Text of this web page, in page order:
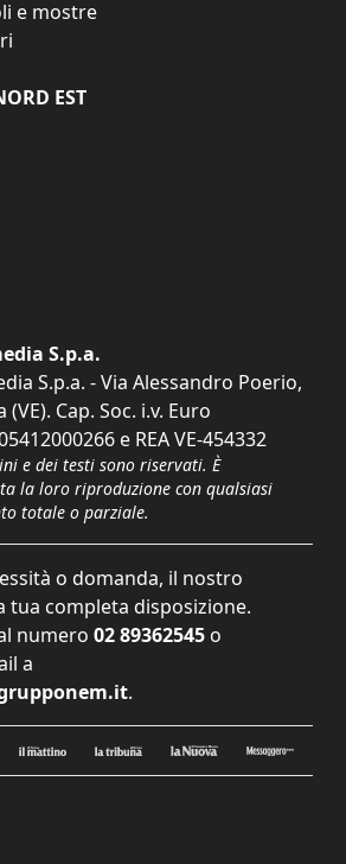
e mostre
EST
S.p.a.
S.p.a. - Via Alessandro Poerio,
Cap. Soc. i.v. Euro
e REA VE-454332
e dei testi sono riservati. È
la loro riproduzione con qualsiasi
totale o parziale.
o domanda, il nostro
tua completa disposizione.
numero 02 89362545 o
a
.